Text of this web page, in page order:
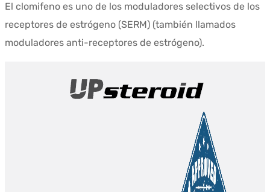
El clomifeno es uno de los moduladores selectivos de los
receptores de estrógeno (SERM) (también llamados
moduladores anti-receptores de estrógeno).